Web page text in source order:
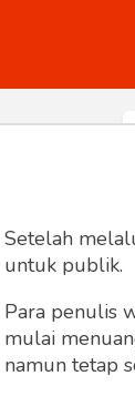
Konstitusi
Setelah
untuk publik.
Para penulis
mulai
namun tetap